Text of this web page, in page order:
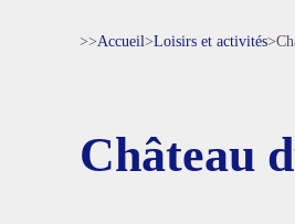
>>Accueil>Loisirs et activités>
Château